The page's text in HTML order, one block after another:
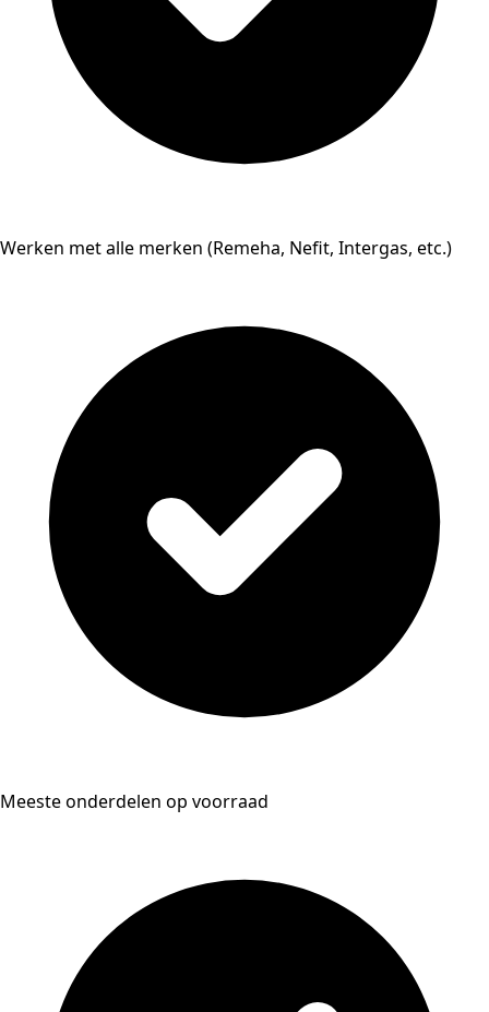
Werken met alle merken (Remeha, Nefit, Intergas, etc.)
Meeste onderdelen op voorraad